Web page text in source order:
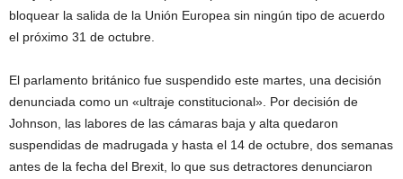
bloquear la salida de la Unión Europea sin ningún tipo de acuerdo
el próximo 31 de octubre.
El parlamento británico fue suspendido este martes, una decisión
denunciada como un «ultraje constitucional». Por decisión de
Johnson, las labores de las cámaras baja y alta quedaron
suspendidas de madrugada y hasta el 14 de octubre, dos semanas
antes de la fecha del Brexit, lo que sus detractores denunciaron